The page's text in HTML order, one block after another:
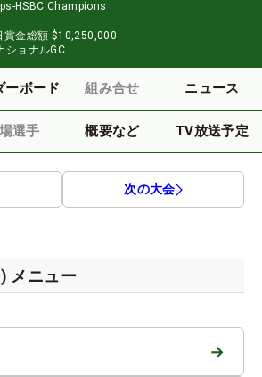
HSBC Champions
賞金総額 $10,250,000
ショナルGC
ーボード 組み合せ ニュース
選手 概要など TV放送予定
次の大会
メニュー
→